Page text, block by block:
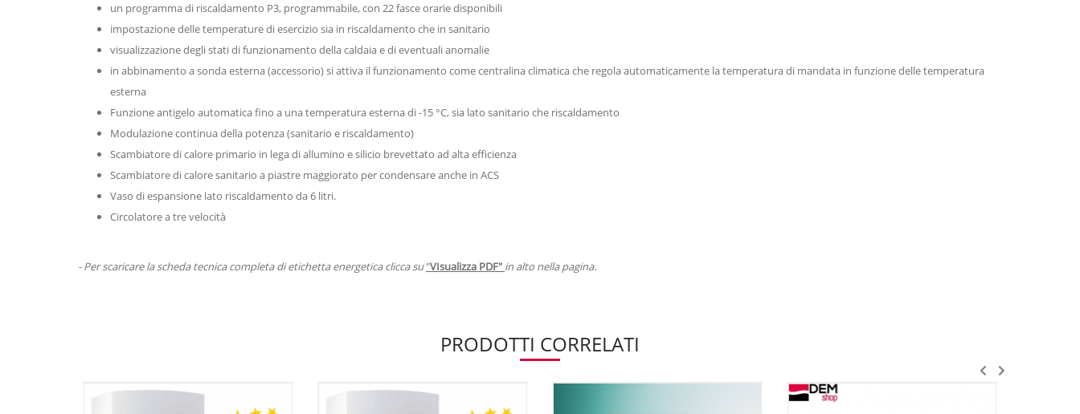
un programma di riscaldamento P3, programmabile, con 22 fasce orarie disponibili
impostazione delle temperature di esercizio sia in riscaldamento che in sanitario
visualizzazione degli stati di funzionamento della caldaia e di eventuali anomalie
in abbinamento a sonda esterna (accessorio) si attiva il funzionamento come centralina climatica che regola automaticamente la temperatura di mandata in funzione delle temperatura
esterna
Funzione antigelo automatica fino a una temperatura esterna di -15 °C, sia lato sanitario che riscaldamento
Modulazione continua della potenza (sanitario e riscaldamento)
Scambiatore di calore primario in lega di allumino e silicio brevettato ad alta efficienza
Scambiatore di calore sanitario a piastre maggiorato per condensare anche in ACS
Vaso di espansione lato riscaldamento da 6 litri.
Circolatore a tre velocità
- Per scaricare la scheda tecnica completa di etichetta energetica clicca su"VIsualizza PDF" in alto nella pagina.
PRODOTTI CORRELATI